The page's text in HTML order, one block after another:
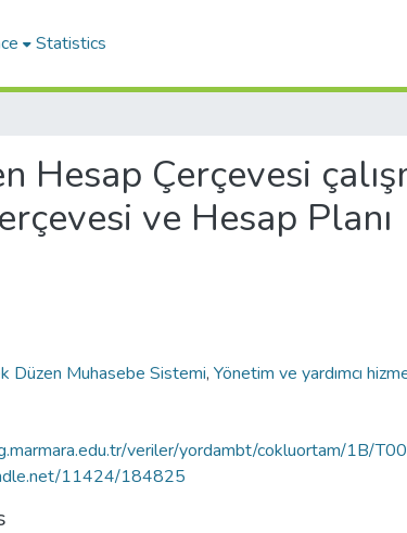
Statistics
Hesap Çerçevesi
ve Hesap Planı
Düzen Muhasebe Sistemi, Yönetim ve yardımcı
veriler/yordambt/cokluortam/1B/
11424/184825